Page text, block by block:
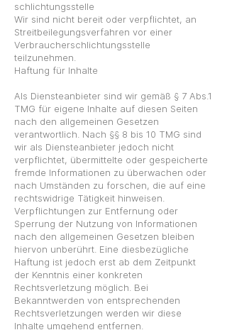
schlichtungs­stelle
Wir sind nicht bereit oder verpflichtet, an
Streitbeilegungsverfahren vor einer
Verbraucherschlichtungsstelle
teilzunehmen.
Haftung für Inhalte
Als Diensteanbieter sind wir gemäß § 7 Abs.1
TMG für eigene Inhalte auf diesen Seiten
nach den allgemeinen Gesetzen
verantwortlich. Nach §§ 8 bis 10 TMG sind
wir als Diensteanbieter jedoch nicht
verpflichtet, übermittelte oder gespeicherte
fremde Informationen zu überwachen oder
nach Umständen zu forschen, die auf eine
rechtswidrige Tätigkeit hinweisen.
Verpflichtungen zur Entfernung oder
Sperrung der Nutzung von Informationen
nach den allgemeinen Gesetzen bleiben
hiervon unberührt. Eine diesbezügliche
Haftung ist jedoch erst ab dem Zeitpunkt
der Kenntnis einer konkreten
Rechtsverletzung möglich. Bei
Bekanntwerden von entsprechenden
Rechtsverletzungen werden wir diese
Inhalte umgehend entfernen.